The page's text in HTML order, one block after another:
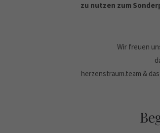
zu nutzen zum
Wir freuen
herzenstraum.team &